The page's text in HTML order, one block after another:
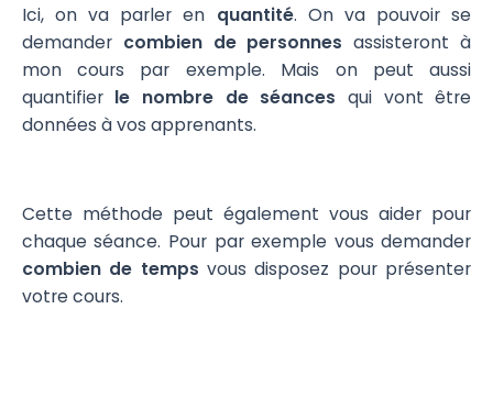
Ici, on va parler en quantité. On va pouvoir se
demander combien de personnes assisteront à
mon cours par exemple. Mais on peut aussi
quantifier le nombre de séances qui vont être
données à vos apprenants.
Cette méthode peut également vous aider pour
chaque séance. Pour par exemple vous demander
combien de temps vous disposez pour présenter
votre cours.